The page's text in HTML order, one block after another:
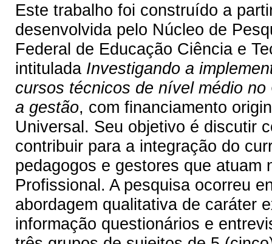
Este trabalho foi construído a
desenvolvida pelo Núcleo de
Federal de Educação Ciência e
intitulada Investigando a
cursos técnicos de nível médio
a gestão, com financiamento
Universal. Seu objetivo é discutir
contribuir para a integração do
pedagogos e gestores que atuam
Profissional. A pesquisa ocorreu
abordagem qualitativa de caráter
informação questionários e